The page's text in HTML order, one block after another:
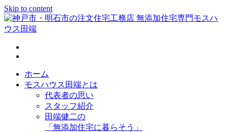
Skip to content
神戸市・明石市の注文住宅工務店 無添加住宅専門モスハウス
田端
ホーム
モスハウス田端とは
代表者の思い
スタッフ紹介
田端健二の
「無添加住宅に暮らそう」